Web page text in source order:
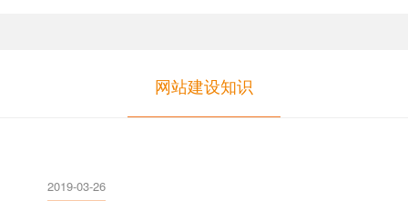
网站建设知识
2019-03-26